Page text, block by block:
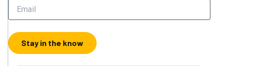
Stay in the know